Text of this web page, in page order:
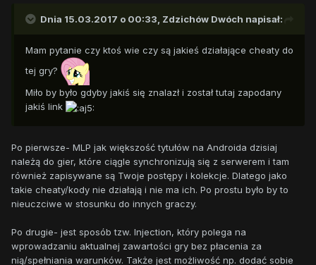
Dnia 15.03.2017 o 00:33, Zdzichów Dwóch napisał:
Mam pytanie czy ktoś wie czy są jakieś działające cheaty do
tej gry?
Miło by było gdyby jakiś się znalazł i został tutaj zapodany
jakiś link
Po pierwsze- MLP jak większość tytułów na Androida dzisiaj
należą do gier, które ciągle synchronizują się z serwerem i tam
również zapisywane są Twoje postępy i kolekcje. Dlatego jako
takie cheaty/kody nie działają i nie ma ich. Po prostu było by to
nieuczciwe w stosunku do innych graczy.
Po drugie- jest sposób tzw. Injection, który polega na
wprowadzaniu aktualnej zawartości gry bez płacenia za
nią/spełniania warunków. Także jest możliwość np. dodać sobie